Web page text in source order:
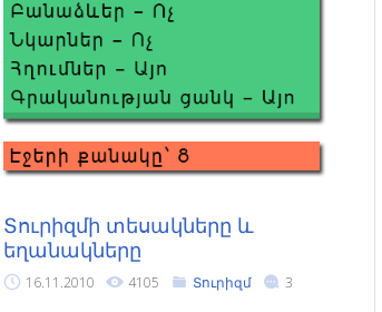
Տուրիզմի տեսակները և
եղանակները
16.11.2010 4105 Տուրիզմ 3